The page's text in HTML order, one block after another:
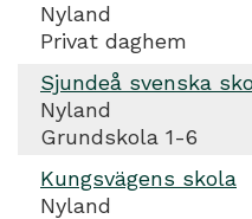
Nyland
Privat daghem
Sjundeå svenska
Nyland
Grundskola 1-6
Kungsvägens skola
Nyland